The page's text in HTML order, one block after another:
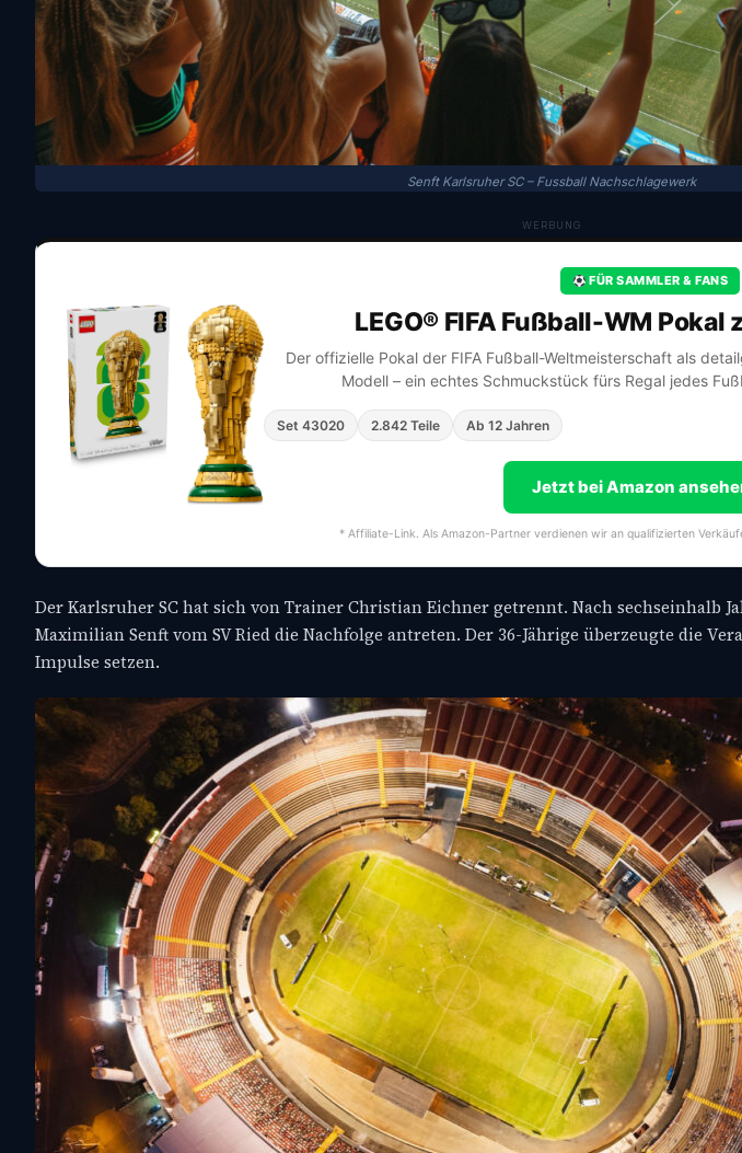
Senft Karlsruher SC – Fussball Nachschlagewerk
WERBUNG
FÜR SAMMLER & FANS
LEGO® FIFA Fußball-WM Pokal
Der offizielle Pokal der FIFA Fußball-Weltmeisterschaft als
Modell – ein echtes Schmuckstück fürs Regal jedes
Set 43020 2.842 Teile Ab 12 Jahren
Jetzt bei Amazon
* Affiliate-Link. Als Amazon-Partner verdienen wir an qualifizierten
Der Karlsruher SC hat sich von Trainer Christian Eichner getrennt. Nach sechseinhalb
Maximilian Senft vom SV Ried die Nachfolge antreten. Der 36-Jährige überzeugte die
Impulse setzen.